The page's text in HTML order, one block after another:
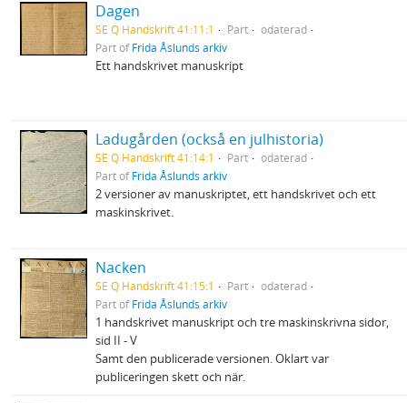
Dagen
SE Q Handskrift 41:11:1 Part
odaterad
Part ofFrida Åslunds arkiv
Ett handskrivet manuskript
Ladugården (också en julhistoria)
SE Q Handskrift 41:14:1 Part
odaterad
Part ofFrida Åslunds arkiv
2 versioner av manuskriptet, ett handskrivet och ett
maskinskrivet.
Nacken
SE Q Handskrift 41:15:1 Part
odaterad
Part ofFrida Åslunds arkiv
1 handskrivet manuskript och tre maskinskrivna sidor,
sid II - V
Samt den publicerade versionen. Oklart var
publiceringen skett och när.